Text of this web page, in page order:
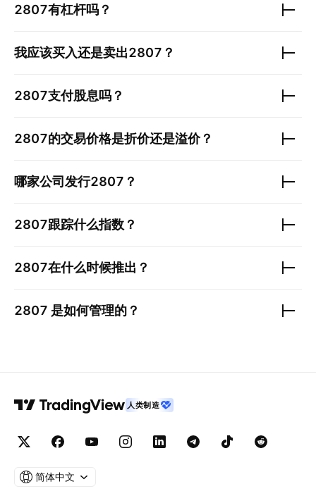
2807有杠杆吗？
我应该买入还是卖出2807 ？
2807支付股息吗？
2807的交易价格是折价还是溢价？
哪家公司发行2807 ？
2807跟踪什么指数？
2807在什么时候推出？
2807 是如何管理的？
人类制造
简体中文